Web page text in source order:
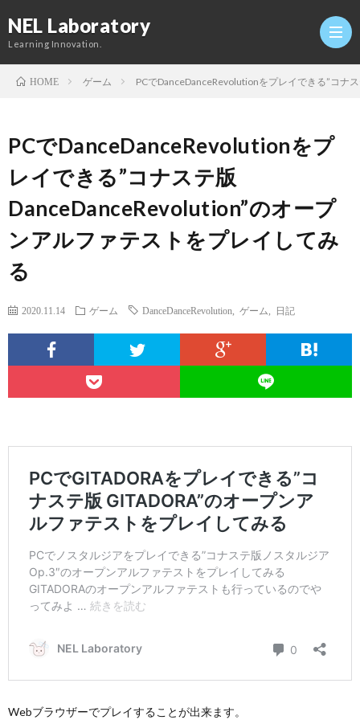
NEL Laboratory
Learning Innovation.
室
HOME ゲーム PCでDanceDanceRevolutionをプレイできる”コナ
PCでDanceDanceRevolutionをプ
レイできる”コナステ版
DanceDanceRevolution”のオープ
ンアルファテストをプレイしてみ
る
2020.11.14 ゲーム DanceDanceRevolution ゲーム 日記
Webブラウザーでプレイすることが出来ます。